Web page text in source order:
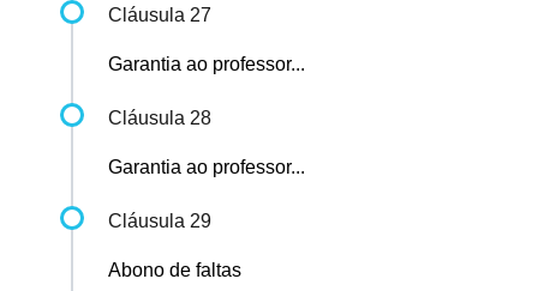
Cláusula 27
Garantia ao professor...
Cláusula 28
Garantia ao professor...
Cláusula 29
Abono de faltas